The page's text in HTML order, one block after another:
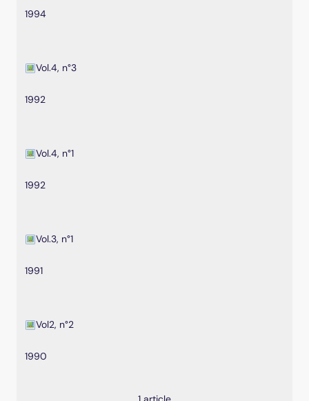
1994
Vol.4, n°3
1992
Vol.4, n°1
1992
Vol.3, n°1
1991
Vol2, n°2
1990